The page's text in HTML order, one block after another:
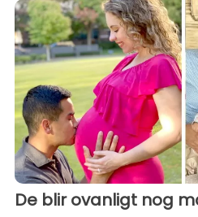
De blir ovanligt nog